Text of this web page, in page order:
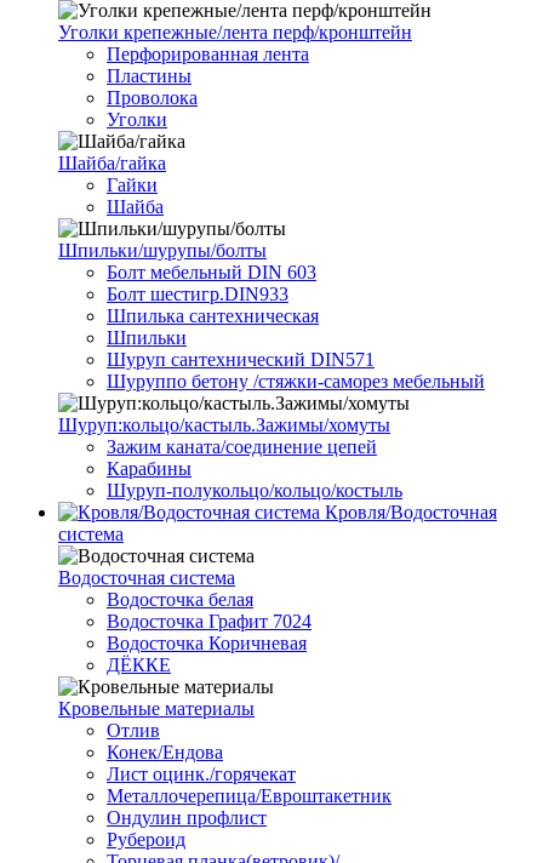
Уголки крепежные/лента перф/кронштейн
Перфорированная лента
Пластины
Проволока
Уголки
Шайба/гайка
Гайки
Шайба
Шпильки/шурупы/болты
Болт мебельный DIN 603
Болт шестигр.DIN933
Шпилька сантехническая
Шпильки
Шуруп сантехнический DIN571
Шуруппо бетону /стяжки-саморез мебельный
Шуруп:кольцо/кастыль.Зажимы/хомуты
Зажим каната/соединение цепей
Карабины
Шуруп-полукольцо/кольцо/костыль
Кровля/Водосточная
система
Водосточная система
Водосточка белая
Водосточка Графит 7024
Водосточка Коричневая
ДЁККЕ
Кровельные материалы
Отлив
Конек/Ендова
Лист оцинк./горячекат
Металлочерепица/Евроштакетник
Ондулин профлист
Рубероид